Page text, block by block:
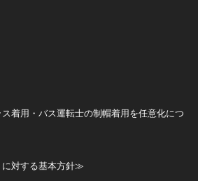
着用・バス運転士の制帽着用を任意化につ
対する基本方針≫